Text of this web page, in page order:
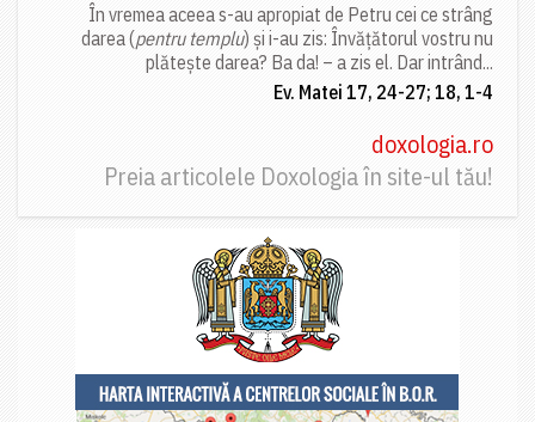
În vremea aceea s-au apropiat de Petru cei ce strâng
darea (pentru templu) și i-au zis: Învățătorul vostru nu
plătește darea? Ba da! – a zis el. Dar intrând...
Ev. Matei 17, 24-27; 18, 1-4
doxologia.ro
Preia articolele Doxologia în site-ul tău!